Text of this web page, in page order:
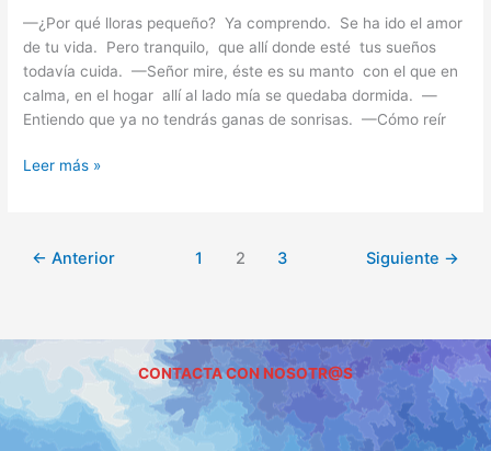
—¿Por qué lloras pequeño? Ya comprendo. Se ha ido el amor
de tu vida. Pero tranquilo, que allí donde esté tus sueños
todavía cuida. —Señor mire, éste es su manto con el que en
calma, en el hogar allí al lado mía se quedaba dormida. —
Entiendo que ya no tendrás ganas de sonrisas. —Cómo reír
Leer más »
← Anterior 1 2 3 Siguiente →
CONTACTA CON NOSOTR@S